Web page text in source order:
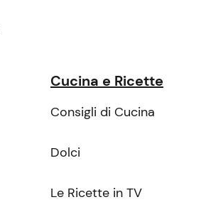
Cucina e Ricette
Consigli di Cucina
Dolci
Le Ricette in TV